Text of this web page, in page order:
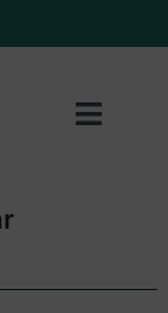
Toggle